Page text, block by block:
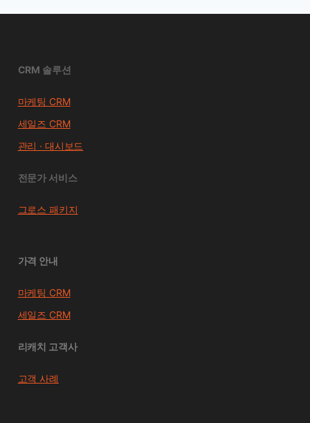
CRM 솔루션
마케팅 CRM
세일즈 CRM
관리 · 대시보드
전문가 서비스
그로스 패키지
가격 안내
마케팅 CRM
세일즈 CRM
리캐치 고객사
고객 사례